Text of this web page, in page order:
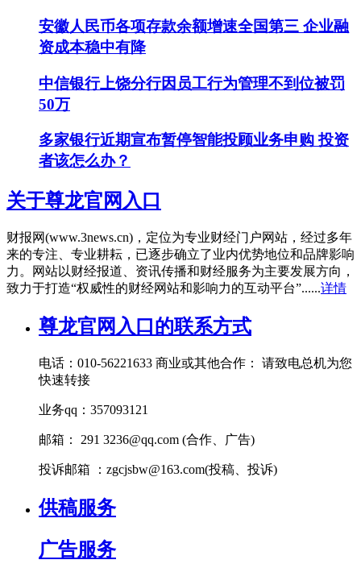
安徽人民币各项存款余额增速全国第三 企业融
资成本稳中有降
中信银行上饶分行因员工行为管理不到位被罚
50万
多家银行近期宣布暂停智能投顾业务申购 投资
者该怎么办？
关于尊龙官网入口
财报网(www.3news.cn)，定位为专业财经门户网站，经过多年
来的专注、专业耕耘，已逐步确立了业内优势地位和品牌影响
力。网站以财经报道、资讯传播和财经服务为主要发展方向，
致力于打造“权威性的财经网站和影响力的互动平台”......详情
尊龙官网入口的联系方式
电话：010-56221633 商业或其他合作： 请致电总机为您
快速转接
业务qq：357093121
邮箱： 291 3236@qq.com (合作、广告)
投诉邮箱 ： zgcjsbw@163.com(投稿、投诉)
供稿服务
广告服务